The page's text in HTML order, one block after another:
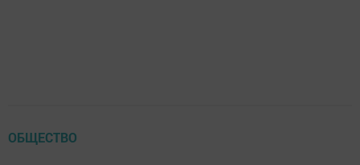
ОБЩЕСТВО